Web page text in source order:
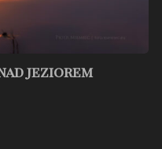
jeziorem